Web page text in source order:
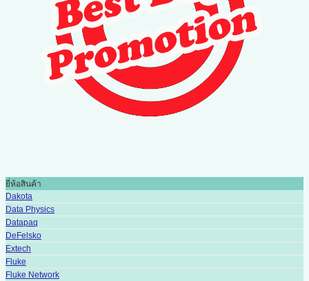
ยี่ห้อสินค้า
Dakota
Data Physics
Datapaq
DeFelsko
Extech
Fluke
Fluke Network